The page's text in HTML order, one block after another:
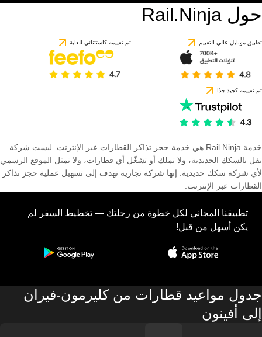
حول Rail.Ninja
تطبيق موبايل عالي التقييم تم تقييمه كاستثنائي للغاية
تم تقييمه كجيد جدًا
خدمة Rail Ninja هي خدمة حجز تذاكر القطارات عبر الإنترنت. ليست شركة
نقل بالسكك الحديدية، ولا تملك أو تشغّل أي قطارات، ولا تمثل الموقع الرسمي
لأي شركة سكك حديدية. إنها شركة تجارية تهدف إلى تسهيل عملية حجز تذاكر
القطارات عبر الإنترنت.
تطبيقنا المجاني لكل خطوة من رحلتك — تخطيط السفر لم
يكن أسهل من قبل!
جدول مواعيد قطارات من كليرمون-فيران
إلى أفينون